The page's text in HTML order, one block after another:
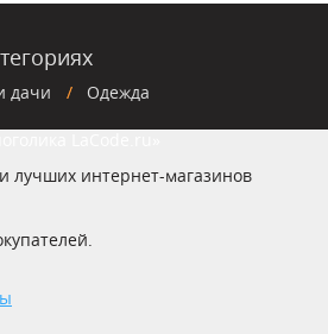
дачи Одежда
лучших интернет-магазинов